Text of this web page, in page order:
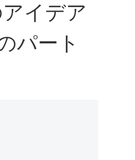
イデア
パート